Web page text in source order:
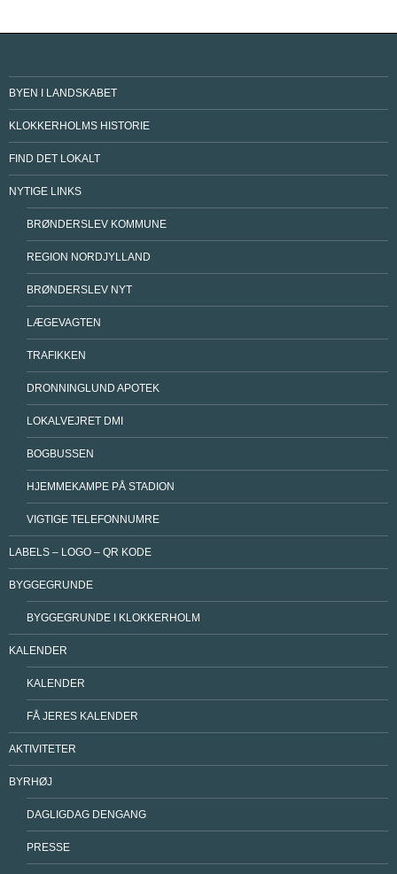
BYEN I LANDSKABET
KLOKKERHOLMS HISTORIE
FIND DET LOKALT
NYTIGE LINKS
BRØNDERSLEV KOMMUNE
REGION NORDJYLLAND
BRØNDERSLEV NYT
LÆGEVAGTEN
TRAFIKKEN
DRONNINGLUND APOTEK
LOKALVEJRET DMI
BOGBUSSEN
HJEMMEKAMPE PÅ STADION
VIGTIGE TELEFONNUMRE
LABELS – LOGO – QR KODE
BYGGEGRUNDE
BYGGEGRUNDE I KLOKKERHOLM
KALENDER
KALENDER
FÅ JERES KALENDER
AKTIVITETER
BYRHØJ
DAGLIGDAG DENGANG
PRESSE